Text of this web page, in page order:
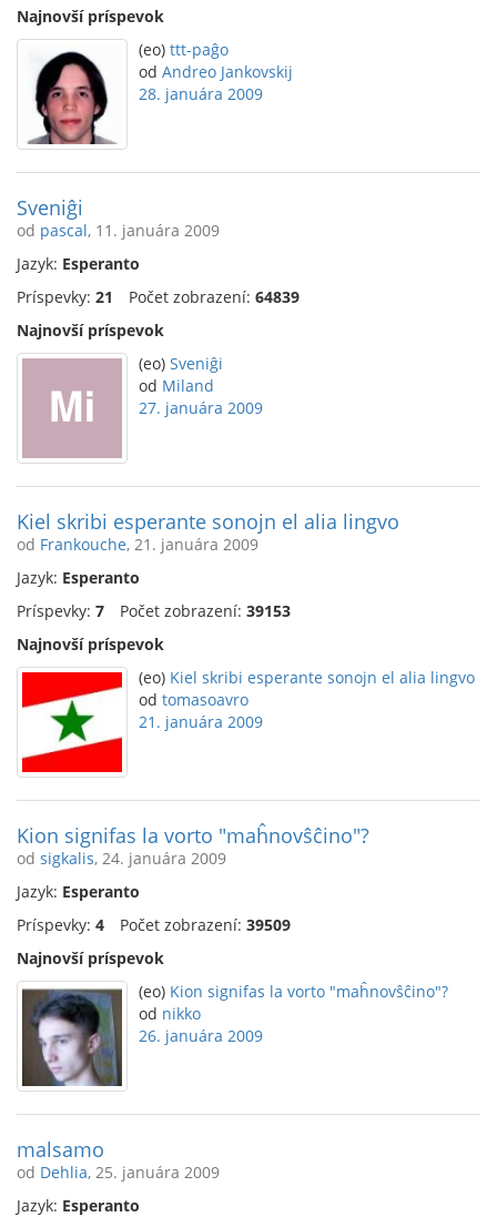
Najnovší príspevok
(eo) ttt-paĝo
od Andreo Jankovskij
28. januára 2009
Sveniĝi
od pascal, 11. januára 2009
Jazyk: Esperanto
Príspevky: 21 Počet zobrazení: 64839
Najnovší príspevok
(eo) Sveniĝi
od Miland
27. januára 2009
Kiel skribi esperante sonojn el alia lingvo
od Frankouche, 21. januára 2009
Jazyk: Esperanto
Príspevky: 7 Počet zobrazení: 39153
Najnovší príspevok
(eo) Kiel skribi esperante sonojn el alia lingvo
od tomasoavro
21. januára 2009
Kion signifas la vorto "maĥnovŝĉino"?
od sigkalis, 24. januára 2009
Jazyk: Esperanto
Príspevky: 4 Počet zobrazení: 39509
Najnovší príspevok
(eo) Kion signifas la vorto "maĥnovŝĉino"?
od nikko
26. januára 2009
malsamo
od Dehlia, 25. januára 2009
Jazyk: Esperanto